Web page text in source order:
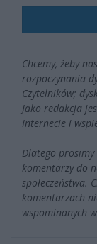
Chcemy, żeby
rozpoczynania
Czytelników;
Jako redakcja
Internecie i
Dlatego
komentarzy do
społeczeństwa.
komentarzach
wspominanych